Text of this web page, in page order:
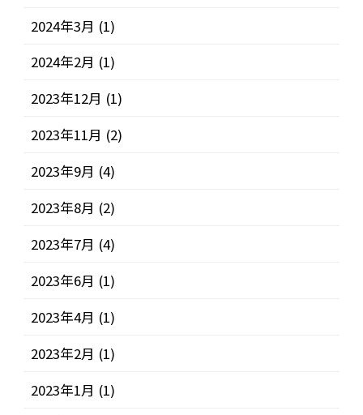
2024年3月 (1)
2024年2月 (1)
2023年12月 (1)
2023年11月 (2)
2023年9月 (4)
2023年8月 (2)
2023年7月 (4)
2023年6月 (1)
2023年4月 (1)
2023年2月 (1)
2023年1月 (1)